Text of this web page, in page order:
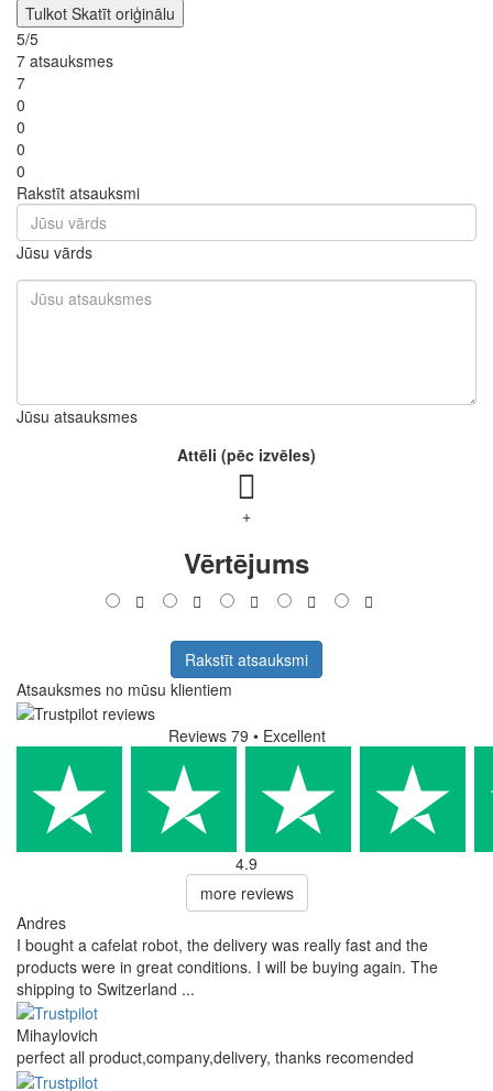
Tulkot Skatīt oriģinālu
5/5
7 atsauksmes
7
0
0
0
0
Rakstīt atsauksmi
Jūsu vārds
Jūsu atsauksmes
Attēli (pēc izvēles)
+
Vērtējums
Rakstīt atsauksmi
Atsauksmes no mūsu klientiem
Reviews 79 • Excellent
4.9
more reviews
Andres
I bought a cafelat robot, the delivery was really fast and the
products were in great conditions. I will be buying again. The
shipping to Switzerland ...
Mihaylovich
perfect all product,company,delivery, thanks recomended